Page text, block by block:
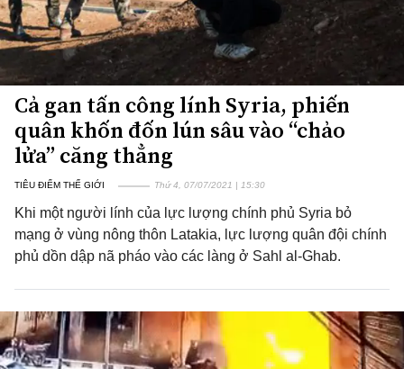
Cả gan tấn công lính Syria, phiến
quân khốn đốn lún sâu vào “chảo
lửa” căng thẳng
TIÊU ĐIỂM THẾ GIỚI Thứ 4, 07/07/2021 | 15:30
Khi một người lính của lực lượng chính phủ Syria bỏ
mạng ở vùng nông thôn Latakia, lực lượng quân đội chính
phủ dồn dập nã pháo vào các làng ở Sahl al-Ghab.